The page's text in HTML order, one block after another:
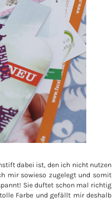
dabei ist, den ich nicht nutzen
mir sowieso zugelegt und somit
Sie duftet schon mal richtig
Farbe und gefällt mir deshalb